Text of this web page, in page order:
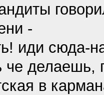
-
иди сюда-
че делаешь,
в